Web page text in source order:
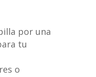
por una
tu
o